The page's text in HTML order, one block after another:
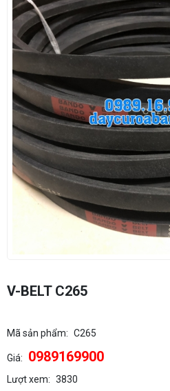
V-BELT C265
Mã sản phẩm: C265
Giá: 0989169900
Lượt xem: 3830